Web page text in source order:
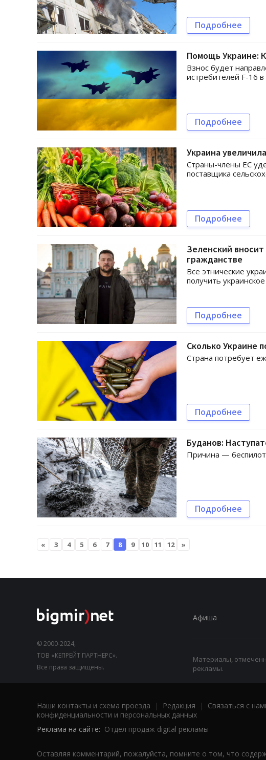
Подробнее
Помощь Украине:
Взнос будет
истребителей F-16 в
Подробнее
Украина
Страны-члены ЕС
поставщика
Подробнее
Зеленский
гражданстве
Все этнические
получить
Подробнее
Сколько Украине
Страна потребует
Подробнее
Буданов:
Причина —
Подробнее
« 3 4 5 6 7 8 9 10 11 12 »
© 2000-2024,
ТОВ «КЕПРЕЙТ ПАРТНЕРС».
Все права защищены.
Афиша
Материалы,
рекламы.
Наши контакты и схема проезда | Редакция | Связаться с
конфиденциальности и персональных данных
Реклама на сайте: Отдел продаж digital рекламы
Оставляя комментарий, пожалуйста, помните о том, что